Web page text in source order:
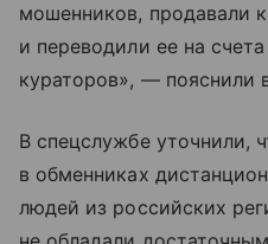
мошенников, продавали
и переводили ее на
кураторов», — пояснили
В спецслужбе уточнили,
в обменниках
людей из российских